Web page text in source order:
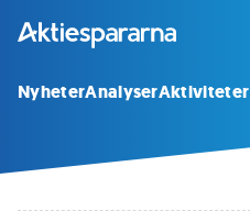
NyheterAnalyserAktiviteter